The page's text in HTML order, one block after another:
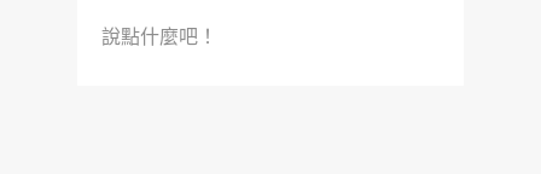
說點什麼吧！